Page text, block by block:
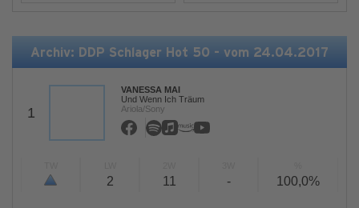
Archiv: DDP Schlager Hot 50 - vom 24.04.2017
1
VANESSA MAI
Und Wenn Ich Träum
Ariola/Sony
2 11 - 100,0%